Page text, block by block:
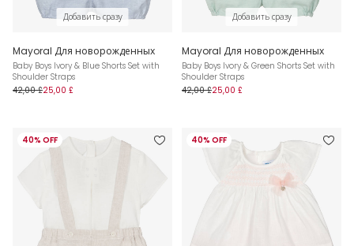
Добавить сразу
Mayoral Для новорожденных
Baby Boys Ivory & Blue Shorts Set with
Shoulder Straps
42,00 £25,00 £
Добавить сразу
Mayoral Для новорожденных
Baby Boys Ivory & Green Shorts Set with
Shoulder Straps
42,00 £25,00 £
40% OFF 40% OFF